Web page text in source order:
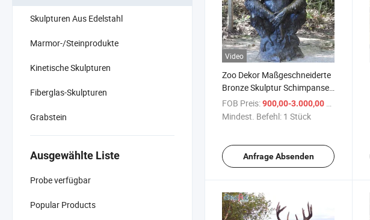
Skulpturen Aus Edelstahl
Marmor-/Steinprodukte
Kinetische Skulpturen
Fiberglas-Skulpturen
Grabstein
Ausgewählte Liste
Probe verfügbar
Popular Products
Video
Zoo Dekor Maßgeschneiderte
Bronze Skulptur Schimpanse
Riesen King Kong Gorilla
Statue
FOB Preis:900,00-3.000,00 $
Mindest. Befehl: 1 Stück
Anfrage Absenden